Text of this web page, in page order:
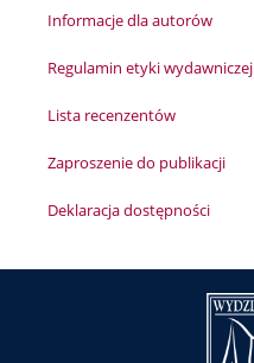
Informacje dla autorów
Regulamin etyki wydawniczej
Lista recenzentów
Zaproszenie do publikacji
Deklaracja dostępności